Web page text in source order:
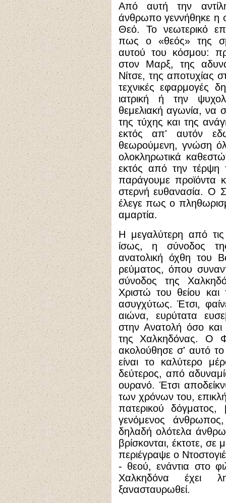
Από αυτή την
άνθρωπο γεννήθηκε η
Θεό. Το νεωτερικό
πως ο «θεός» της
αυτού του κόσμου:
στον Μαρξ, της
Νίτσε, της αποτυχίας
τεχνικές εφαρμογές
ιατρική ή την
θεμελιακή αγωνία, να
της τύχης και της
εκτός απ' αυτόν
θεωρούμενη, γνώση
ολοκληρωτικά
εκτός από την τέρψη
παράγουμε προϊόντα
στερνή ευθανασία. Ο
έλεγε πως ο
αμαρτία.
Η μεγαλύτερη από τις
ίσως, η σύνοδος
ανατολική όχθη του
ρεύματος, όπου
σύνοδος της
Χριστώ του θείου
ασυγχύτως. Έτσι,
αιώνα, ευρύτατα
στην Ανατολή όσο
της Χαλκηδόνας. Ο
ακολούθησε σ' αυτό
είναι το καλύτερο
δεύτερος, από
ουρανό. Έτσι
των χρόνων του,
πατερικού δόγματος,
γενόμενος
δηλαδή ολότελα
βρίσκονται, έκτοτε,
περιέγραψε ο
- θεού, ενάντια στο
Χαλκηδόνα έχει
ξανασταυρωθεί.